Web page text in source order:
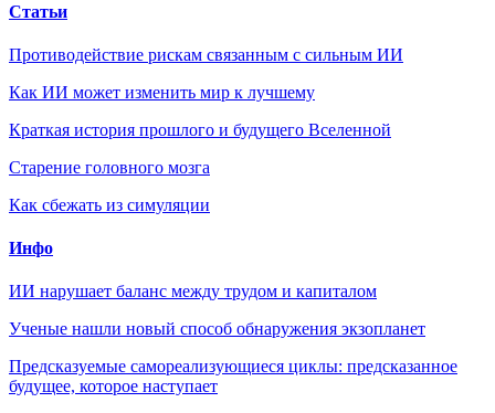
Статьи
Противодействие рискам связанным с сильным ИИ
Как ИИ может изменить мир к лучшему
Краткая история прошлого и будущего Вселенной
Старение головного мозга
Как сбежать из симуляции
Инфо
ИИ нарушает баланс между трудом и капиталом
Ученые нашли новый способ обнаружения экзопланет
Предсказуемые самореализующиеся циклы: предсказанное
будущее, которое наступает